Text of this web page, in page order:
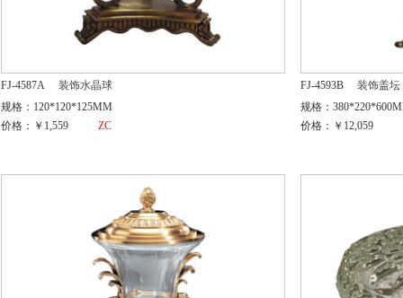
FJ-4587A
装饰水晶球
规格：120*120*125MM
价格：￥1,559
ZC
FJ-4593B
装饰盖坛
规格：
价格：￥12,059